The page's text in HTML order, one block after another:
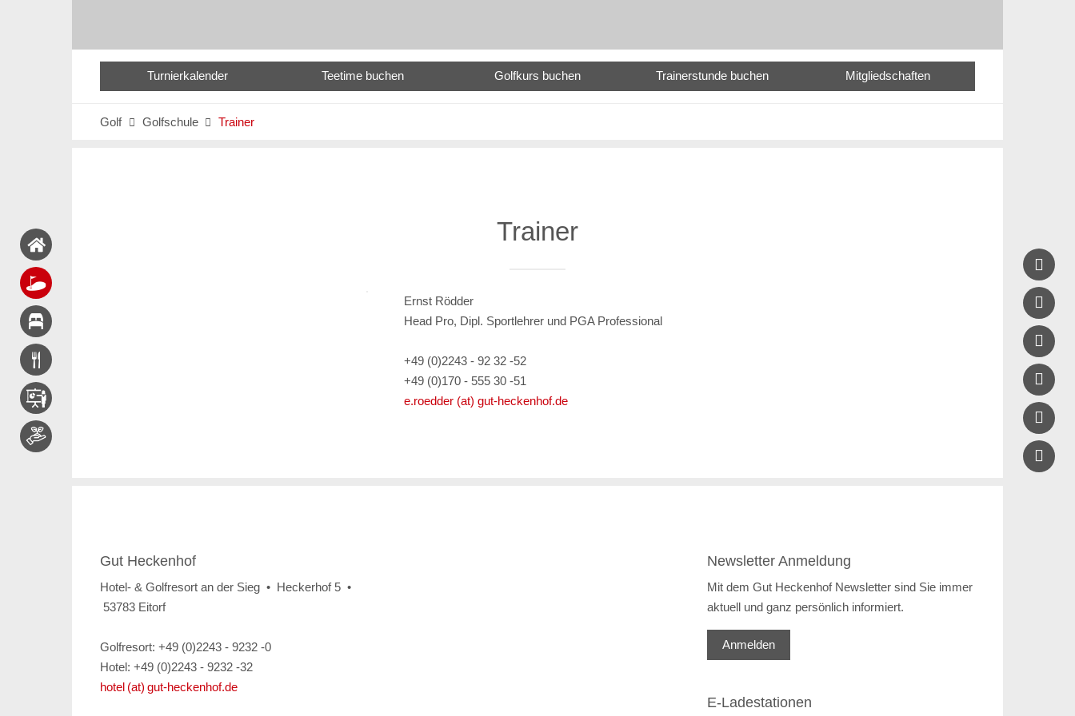
Turnierkalender Teetime buchen Golfkurs buchen Trainerstunde buchen Mitgliedschaften
Golf  Golfschule  Trainer
Trainer
Ernst Rödder
Head Pro, Dipl. Sportlehrer und PGA Professional
+49 (0)2243 - 92 32 -52
+49 (0)170 - 555 30 -51
e.roedder (at) gut-heckenhof.de
Gut Heckenhof
Hotel- & Golfresort an der Sieg • Heckerhof 5 •
53783 Eitorf
Golfresort: +49 (0)2243 - 9232 -0
Hotel: +49 (0)2243 - 9232 -32
hotel (at) gut-heckenhof.de
Newsletter Anmeldung
Mit dem Gut Heckenhof Newsletter sind Sie immer
aktuell und ganz persönlich informiert.
Anmelden
E-Ladestationen




